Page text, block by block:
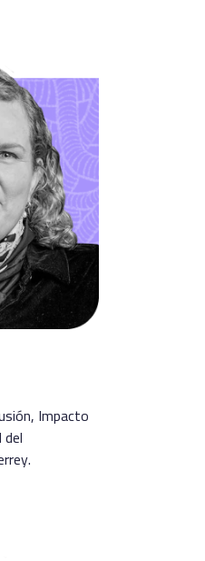
Impacto